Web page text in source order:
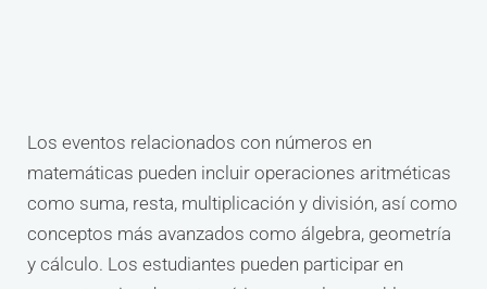
Los eventos relacionados con números en
matemáticas pueden incluir operaciones aritméticas
como suma, resta, multiplicación y división, así como
conceptos más avanzados como álgebra, geometría
y cálculo. Los estudiantes pueden participar en